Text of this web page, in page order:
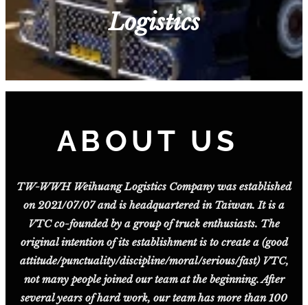
Logistics
ABOUT US
TW-WWH Weihuang Logistics Company was established
on 2021/07/07 and is headquartered in Taiwan. It is a
VTC co-founded by a group of truck enthusiasts. The
original intention of its establishment is to create a (good
attitude/punctuality/discipline/moral/serious/fast) VTC,
not many people joined our team at the beginning. After
several years of hard work, our team has more than 100